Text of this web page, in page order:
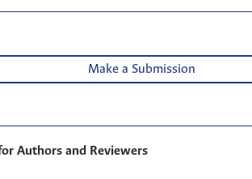
Make a Submission
Authors and Reviewers